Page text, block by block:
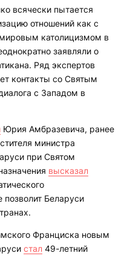
всячески пытается
отношений как с
католицизмом в
заявляли о
Ряд экспертов
контакты со Святым
с Западом в
Юрия Амбразевича, ранее
министра
при Святом
высказал
позволит Беларуси
Франциска новым
стал 49-летний